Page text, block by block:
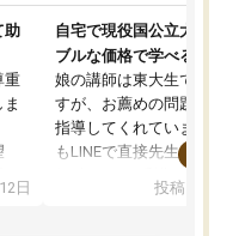
助
重
日
自宅で現役国公立大学生
ブルな価格で学べる
娘の講師は東大生では無
すが、お薦めの問題集や
指導してくれています。
もLINEで直接先生に質問
めれるので、個人に合
投稿日：